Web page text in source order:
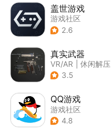
盖世游戏
游戏社区
2.6
真实武器
VR/AR
休闲解压
3.5
QQ游戏
游戏社区
4.8